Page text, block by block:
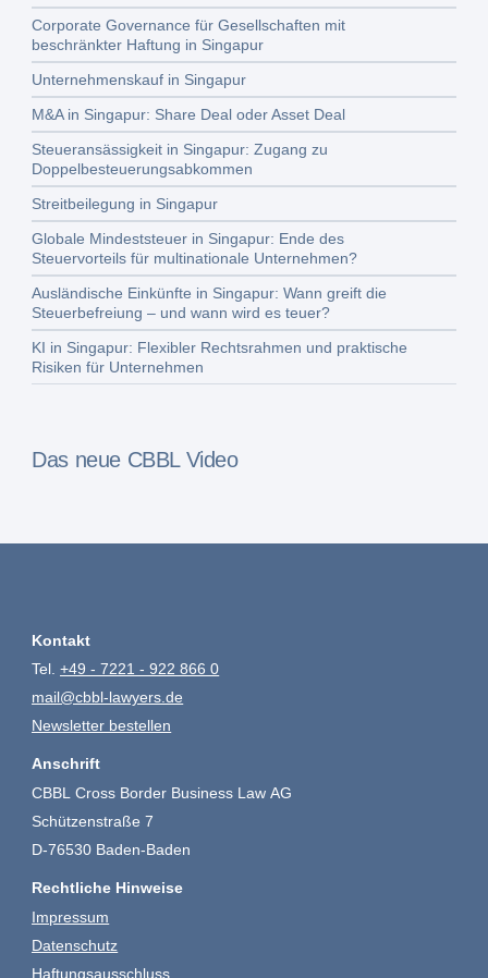
Corporate Governance für Gesellschaften mit
beschränkter Haftung in Singapur
Unternehmenskauf in Singapur
M&A in Singapur: Share Deal oder Asset Deal
Steueransässigkeit in Singapur: Zugang zu
Doppelbesteuerungsabkommen
Streitbeilegung in Singapur
Globale Mindeststeuer in Singapur: Ende des
Steuervorteils für multinationale Unternehmen?
Ausländische Einkünfte in Singapur: Wann greift die
Steuerbefreiung – und wann wird es teuer?
KI in Singapur: Flexibler Rechtsrahmen und praktische
Risiken für Unternehmen
Das neue CBBL Video
Kontakt
Tel.+49 - 7221 - 922 866 0
mail@cbbl-lawyers.de
Newsletter bestellen
Anschrift
CBBL Cross Border Business Law AG
Schützenstraße 7
D-76530 Baden-Baden
Rechtliche Hinweise
Impressum
Datenschutz
Haftungsausschluss